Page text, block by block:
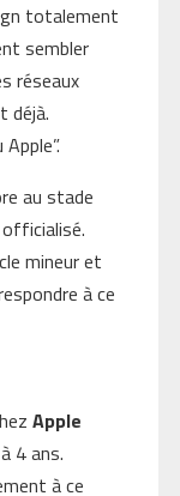
totalement
sembler
réseaux
déjà.
au stade
mineur et
à ce
Apple
4 ans.
à ce